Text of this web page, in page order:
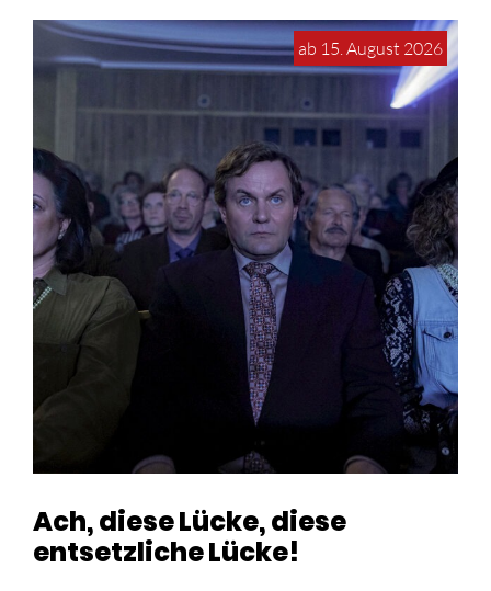
ab 15. August 2026
Ach, diese Lücke, diese
entsetzliche Lücke!